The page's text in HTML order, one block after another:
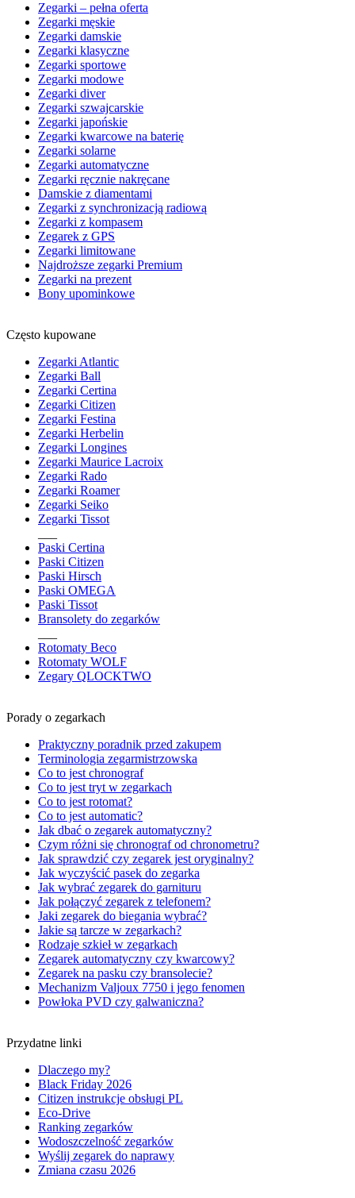
Zegarki – pełna oferta
Zegarki męskie
Zegarki damskie
Zegarki klasyczne
Zegarki sportowe
Zegarki modowe
Zegarki diver
Zegarki szwajcarskie
Zegarki japońskie
Zegarki kwarcowe na baterię
Zegarki solarne
Zegarki automatyczne
Zegarki ręcznie nakręcane
Damskie z diamentami
Zegarki z synchronizacją radiową
Zegarki z kompasem
Zegarek z GPS
Zegarki limitowane
Najdroższe zegarki Premium
Zegarki na prezent
Bony upominkowe
Często kupowane
Zegarki Atlantic
Zegarki Ball
Zegarki Certina
Zegarki Citizen
Zegarki Festina
Zegarki Herbelin
Zegarki Longines
Zegarki Maurice Lacroix
Zegarki Rado
Zegarki Roamer
Zegarki Seiko
Zegarki Tissot
Paski Certina
Paski Citizen
Paski Hirsch
Paski OMEGA
Paski Tissot
Bransolety do zegarków
Rotomaty Beco
Rotomaty WOLF
Zegary QLOCKTWO
Porady o zegarkach
Praktyczny poradnik przed zakupem
Terminologia zegarmistrzowska
Co to jest chronograf
Co to jest tryt w zegarkach
Co to jest rotomat?
Co to jest automatic?
Jak dbać o zegarek automatyczny?
Czym różni się chronograf od chronometru?
Jak sprawdzić czy zegarek jest oryginalny?
Jak wyczyścić pasek do zegarka
Jak wybrać zegarek do garnituru
Jak połączyć zegarek z telefonem?
Jaki zegarek do biegania wybrać?
Jakie są tarcze w zegarkach?
Rodzaje szkieł w zegarkach
Zegarek automatyczny czy kwarcowy?
Zegarek na pasku czy bransolecie?
Mechanizm Valjoux 7750 i jego fenomen
Powłoka PVD czy galwaniczna?
Przydatne linki
Dlaczego my?
Black Friday 2026
Citizen instrukcje obsługi PL
Eco-Drive
Ranking zegarków
Wodoszczelność zegarków
Wyślij zegarek do naprawy
Zmiana czasu 2026